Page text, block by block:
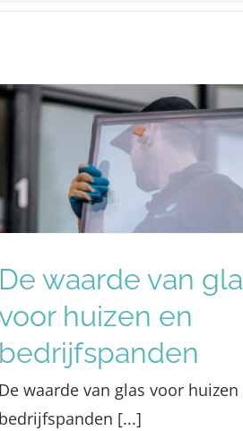
De waarde van
huizen en
bedrijfspanden
De waarde van glas voor huizen
bedrijfspanden [...]
Extra aandacht
beroep
Nieuws